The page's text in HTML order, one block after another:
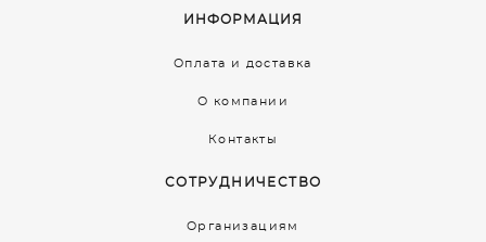
ИНФОРМАЦИЯ
Оплата и доставка
О компании
Контакты
СОТРУДНИЧЕСТВО
Организациям